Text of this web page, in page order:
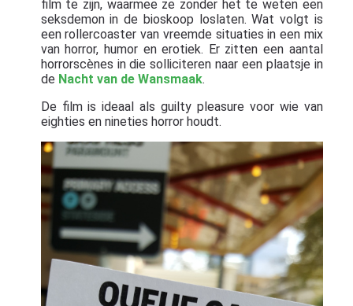
film te zijn, waarmee ze zonder het te weten een
seksdemon in de bioskoop loslaten. Wat volgt is
een rollercoaster van vreemde situaties in een mix
van horror, humor en erotiek. Er zitten een aantal
horrorscènes in die solliciteren naar een plaatsje in
de Nacht van de Wansmaak.
De film is ideaal als guilty pleasure voor wie van
eighties en nineties horror houdt.